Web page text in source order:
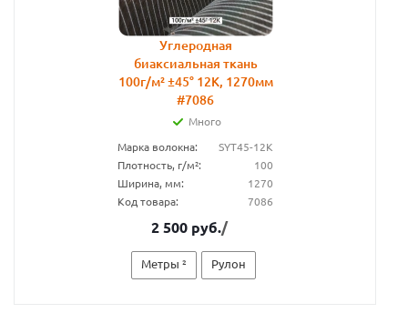
Углеродная
биаксиальная ткань
100г/м² ±45° 12К, 1270мм
#7086
Много
Марка волокна:
SYT45-12К
Плотность, г/м²:
100
Ширина, мм:
1270
Код товара:
7086
2 500 руб./
Метры ² Рулон